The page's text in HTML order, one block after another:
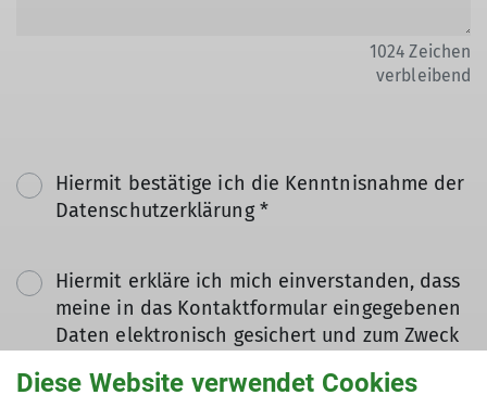
1024 Zeichen
verbleibend
Hiermit bestätige ich die Kenntnisnahme der
Datenschutzerklärung *
Hiermit erkläre ich mich einverstanden, dass
meine in das Kontaktformular eingegebenen
Daten elektronisch gesichert und zum Zweck
genutzt werden. Mir ist bekannt, dass ich
Diese Website verwendet Cookies